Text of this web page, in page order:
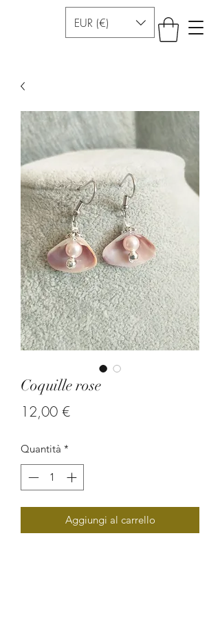
EUR (€)
Coquille rose
12,00 €Prezzo
Quantità *
Aggiungi al carrello